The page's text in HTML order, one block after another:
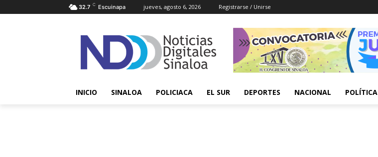
32.7 C Escuinapa jueves, agosto 6, 2026 Registrarse / Unirse
INICIO SINALOA POLICIACA EL SUR DEPORTES NACIONAL POLÍTICA